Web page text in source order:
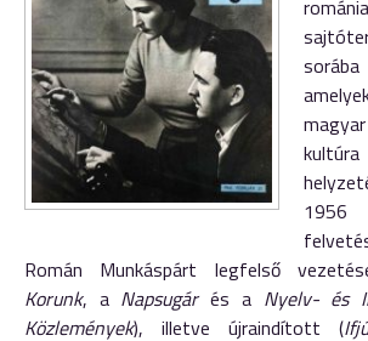
Román Munkáspárt legfelső
Korunk, a Napsugárés a Nyelv- és
Közlemények), illetve újraindított (